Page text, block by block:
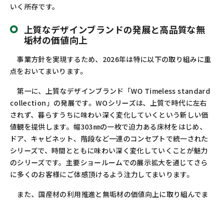
いく所存です。
上質なデザインブランドの発展と高品質な無
垢材の価値向上
事業方針を実現するため、 2026年は特に以下の取り組みに重
点をおいてまいります。
第一に、上質なデザインブランド「WO Timeless standard
collection 」の発展です。 WOシリーズは、上質で時代に左右
されず、暮らすうちに味わい深く変化していくという新しい価
値観を提供します。幅303㎜の一枚で迫力ある床材をはじめ、
ドア、キャビネット、階段など一連のコンセプトで統一された
シリーズで、時間とともに味わい深く変化していくことが魅力
のシリーズです。主要ショールームでの展示拡大を通じてさら
に多くのお客様にご体感頂けるよう注力してまいります。
また、国産材の利用推進と無垢材の価値向上に取り組んでま